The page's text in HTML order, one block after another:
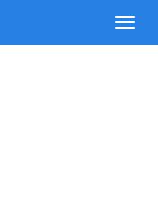
Toggle